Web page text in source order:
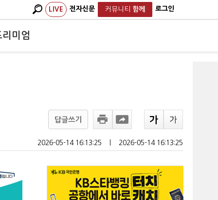
LIVE 전자신문 커뮤니티 함께 로그인
리미엄
답글쓰기
2026-05-14 16:13:25 2026-05-14 16:13:25